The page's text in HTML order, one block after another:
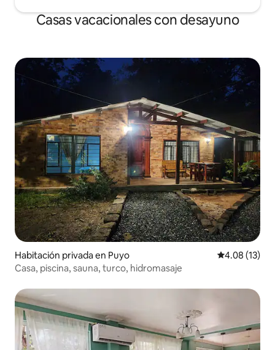
Casas vacacionales con desayuno
Habitación privada en Puyo Calificación
4.08 (13)
Casa, piscina, sauna, turco, hidromasaje